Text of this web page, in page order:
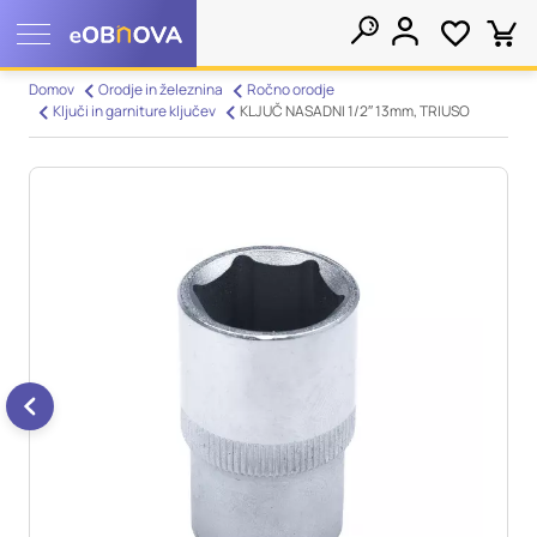
Domov Orodje in železnina
Ročno orodje
Ključi in garniture ključev
KLJUČ NASADNI 1/2″ 13mm, TRIUSO
Nastavitve piškotkov
piškotkov. Te informacije se lahko navezujejo na vas, vaše
nastavitve, vašo napravo ali pa skrbijo, da vaše spletno mesto
deluje v skladu z vašimi pričakovanji. Te informacije običajno
ne razkrivajo neposredno vaše identitete, vendar vam lahko
zagotovijo bolj prilagojeno spletno uporabniško izkušnjo.
imena kategorij, da si ogledate več informacij in spremenite
privzete nastavitve. Blokiranje določenih vrst piškotkov vpliva
na vašo uporabo tega spletnega mesta in naše storitve.